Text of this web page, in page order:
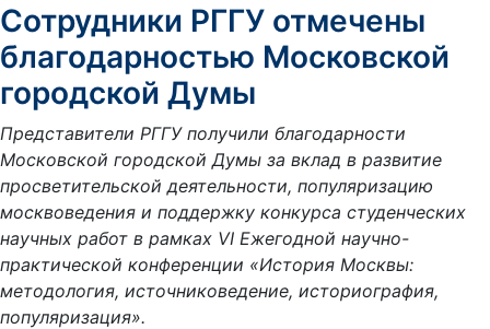
Сотрудники РГГУ отмечены
благодарностью Московской
городской Думы
Представители РГГУ получили благодарности
Московской городской Думы за вклад в развитие
просветительской деятельности, популяризацию
москвоведения и поддержку конкурса студенческих
научных работ в рамках VI Ежегодной научно-
практической конференции «История Москвы:
методология, источниковедение, историография,
популяризация».